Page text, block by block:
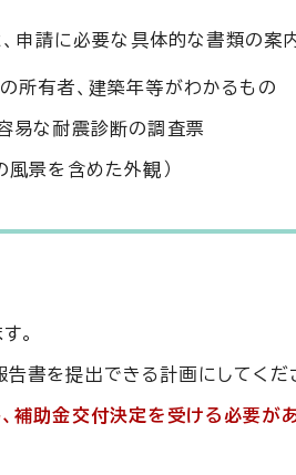
申請に必要な具体的な書類の案
所有者、建築年等がわかるもの
な耐震診断の調査票
風景を含めた外観）
。
書を提出できる計画にしてくだ
補助金交付決定を受ける必要があ